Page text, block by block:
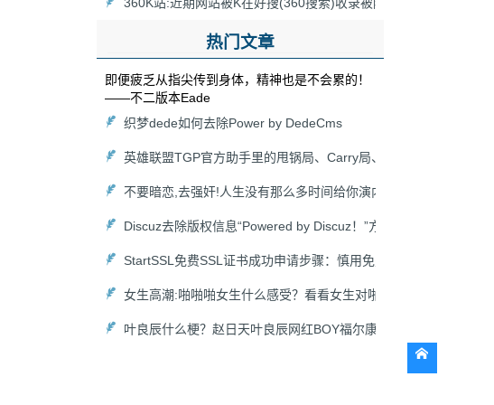
热门文章
即便疲乏从指尖传到身体，精神也是不会累的！
——不二版本Eade
织梦dede如何去除Power by DedeCms
英雄联盟TGP官方助手里的甩锅局、Carry局、尽力局、浪输局是
不要暗恋,去强奸!人生没有那么多时间给你演内心戏,爱她就去搞
Discuz去除版权信息“Powered by Discuz！”方法以及去掉论坛链
StartSSL免费SSL证书成功申请步骤：慎用免费HTTPS证书
女生高潮:啪啪啪女生什么感受？看看女生对啪啪啪的各种吐槽！
叶良辰什么梗？赵日天叶良辰网红BOY福尔康来袭！